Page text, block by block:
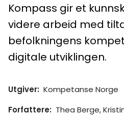
Kompass gir et
videre arbeid med
befolkningens
digitale utviklingen.
Utgiver: Kompetanse Norge
Forfattere: Thea Berge,